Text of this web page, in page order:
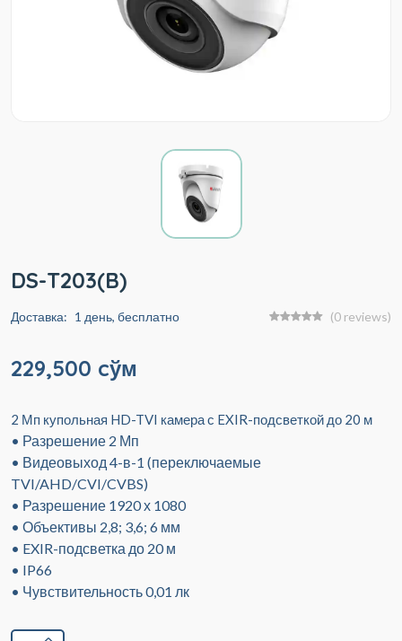
DS-T203(B)
Доставка: 1 день, бесплатно (0 reviews)
229,500 cўм
2 Мп купольная HD-TVI камера с EXIR-подсветкой до 20 м
• Разрешение 2 Мп
• Видеовыход 4-в-1 (переключаемые
TVI/AHD/CVI/CVBS)
• Разрешение 1920 х 1080
• Объективы 2,8; 3,6; 6 мм
• EXIR-подсветка до 20 м
• IP66
• Чувствительность 0,01 лк